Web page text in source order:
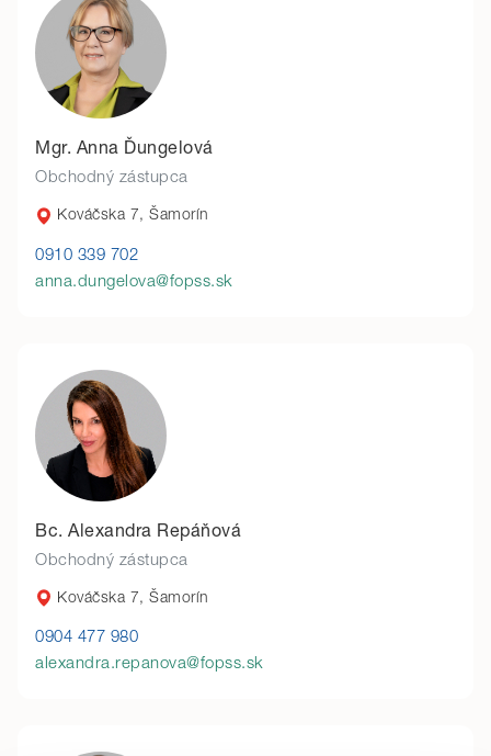
Mgr. Anna Ďungelová
Obchodný zástupca
Kováčska 7, Šamorín
0910 339 702
anna.dungelova@fopss.sk
Bc. Alexandra Repáňová
Obchodný zástupca
Kováčska 7, Šamorín
0904 477 980
alexandra.repanova@fopss.sk